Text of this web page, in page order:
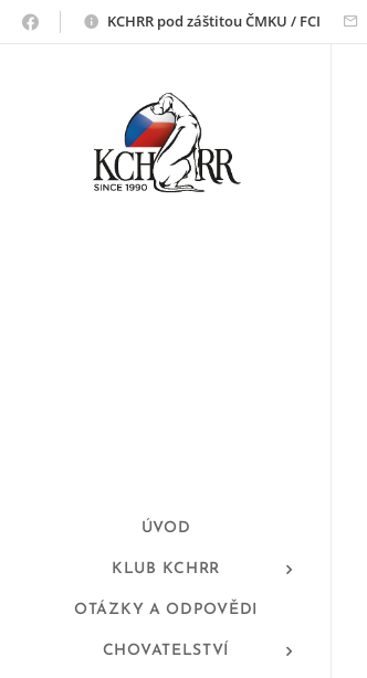
ridgeback
KCHRR pod záštitou ČMKU / FCI
ÚVOD
KLUB KCHRR
OTÁZKY A ODPOVĚDI
CHOVATELSTVÍ